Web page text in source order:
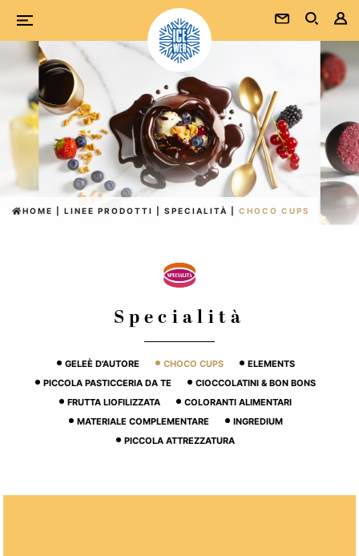
HOME LINEE PRODOTTI SPECIALITÀ CHOCO CUPS
Specialità
GELEÈ D'AUTORE CHOCO CUPS
ELEMENTS
PICCOLA PASTICCERIA DA TE
CIOCCOLATINI & BON BONS
FRUTTA LIOFILIZZATA
COLORANTI ALIMENTARI
MATERIALE COMPLEMENTARE
INGREDIUM
PICCOLA ATTREZZATURA